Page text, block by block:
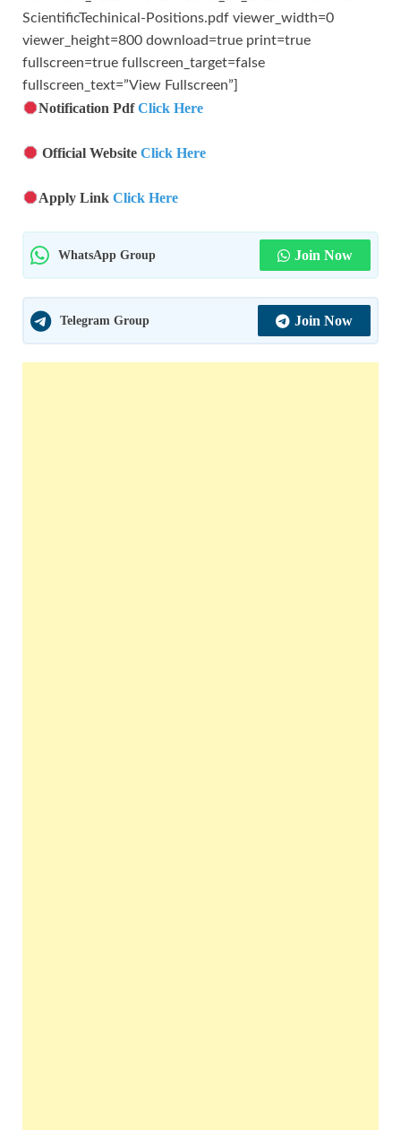
ScientificTechinical-Positions.pdf viewer_width=0
viewer_height=800 download=true print=true
fullscreen=true fullscreen_target=false
fullscreen_text=”View Fullscreen”]
Notification PdfClick Here
Official WebsiteClick Here
Apply LinkClick Here
WhatsApp Group Join Now
Telegram Group Join Now